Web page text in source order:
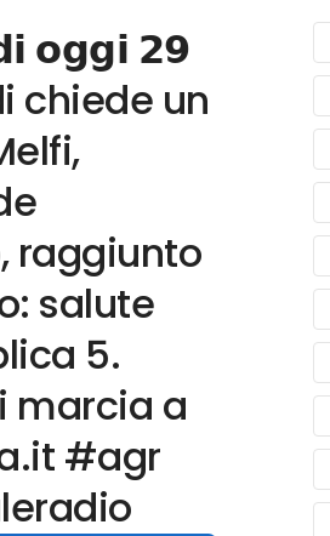
𝗼𝗴𝗴𝗶 𝟮𝟵
chiede un
raggiunto
salute
5.
marcia a
#agr